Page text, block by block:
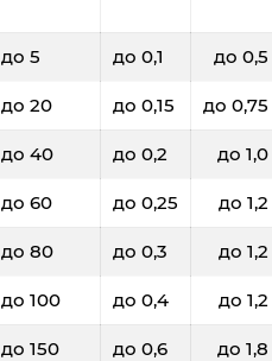
до 5 до 0,1 до 0,5
до 20 до 0,15 до 0,75
до 40 до 0,2 до 1,0
до 60 до 0,25 до 1,2
до 80 до 0,3 до 1,2
до 100 до 0,4 до 1,2
до 150 до 0,6 до 1,8